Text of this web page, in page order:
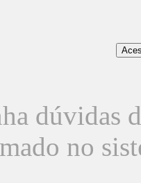
dúvidas
no